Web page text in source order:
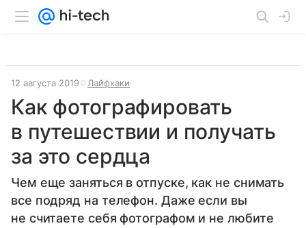
12 августа 2019 Лайфхаки
Как фотографировать
в путешествии и получать
за это сердца
Чем еще заняться в отпуске, как не снимать
все подряд на телефон. Даже если вы
не считаете себя фотографом и не любите